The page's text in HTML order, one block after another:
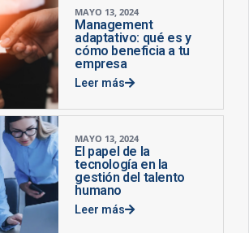
MAYO 13, 2024
Management
adaptativo: qué es y
cómo beneficia a tu
empresa
Leer más
MAYO 13, 2024
El papel de la
tecnología en la
gestión del talento
humano
Leer más